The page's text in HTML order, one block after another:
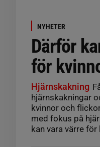
NYHETER
Därför
för
Hjärnskakning
hjärnskakningar
kvinnor och
med fokus på
kan vara värre